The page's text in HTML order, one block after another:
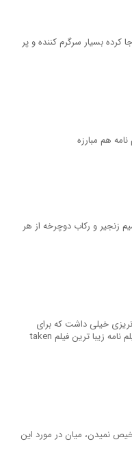
کرده بسیار سرگرم کننده و پر
هم مبارزه
زنجیر و رکاب دوچرخه از هر
خیلی داشت که برای
بعضیا حال بد کن ، تو این مدل موضوع فیلم نامه زیبا ترین فیلم taken
نمیدن، میان در مورد این